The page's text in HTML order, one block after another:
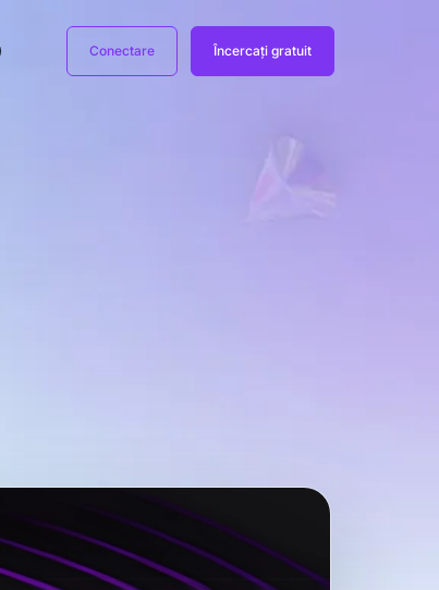
Conectare Încercați gratuit